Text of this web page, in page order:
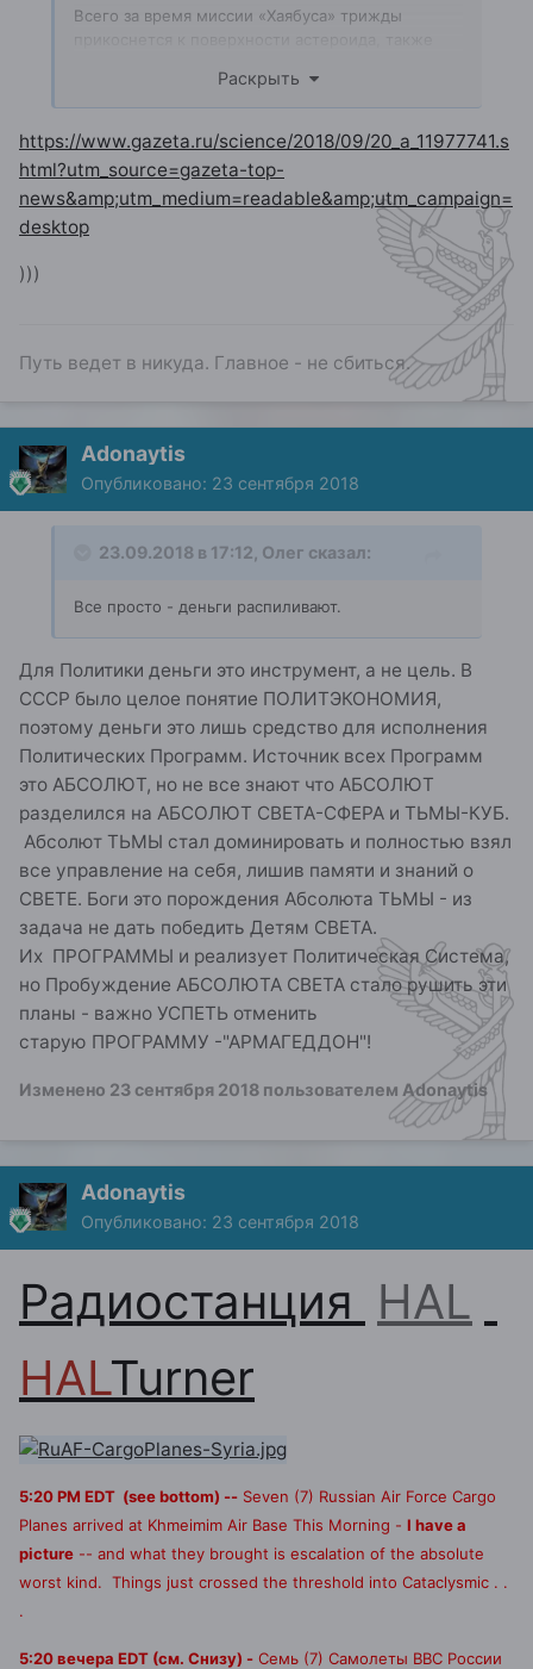
Всего за время миссии «Хаябуса» трижды
искусственного кратера – для этого в
поверхность вонзится специальный импактор,
который должен выбросить вещество астероида.
Миссия продлится до конца 2019 года, после
чего собранные материалы отправятся на Землю
в капсуле. Их возвращения ждут на Земле в 2019
Раскрыть
https://www.gazeta.ru/science/2018/09/20_a_11977741.s
html?utm_source=gazeta-top-
news&amp;utm_medium=readable&amp;utm_campaign=
desktop
)))
Путь ведет в никуда. Главное - не сбиться.
Adonaytis
Опубликовано: 23 сентября 2018
23.09.2018 в 17:12, Oлег сказал:
Все просто - деньги распиливают.
Для Политики деньги это инструмент, а не цель. В
СССР было целое понятие ПОЛИТЭКОНОМИЯ,
поэтому деньги это лишь средство для исполнения
Политических Программ. Источник всех Программ
это АБСОЛЮТ, но не все знают что АБСОЛЮТ
разделился на АБСОЛЮТ СВЕТА-СФЕРА и ТЬМЫ-КУБ.
Абсолют ТЬМЫ стал доминировать и полностью взял
все управление на себя, лишив памяти и знаний о
СВЕТЕ. Боги это порождения Абсолюта ТЬМЫ - из
задача не дать победить Детям СВЕТА.
Их ПРОГРАММЫ и реализует Политическая Система,
но Пробуждение АБСОЛЮТА СВЕТА стало рушить эти
планы - важно УСПЕТЬ отменить
старую ПРОГРАММУ -"АРМАГЕДДОН"!
Изменено 23 сентября 2018 пользователем Adonaytis
Adonaytis
Опубликовано: 23 сентября 2018
Радиостанция HAL
HALTurner
5:20 PM EDT (see bottom) -- Seven (7) Russian Air Force Cargo
Planes arrived at Khmeimim Air Base This Morning - I have a
picture -- and what they brought is escalation of the absolute
worst kind. Things just crossed the threshold into Cataclysmic . .
.
5:20 вечера EDT (см. Снизу) - Семь (7) Самолеты ВВС России